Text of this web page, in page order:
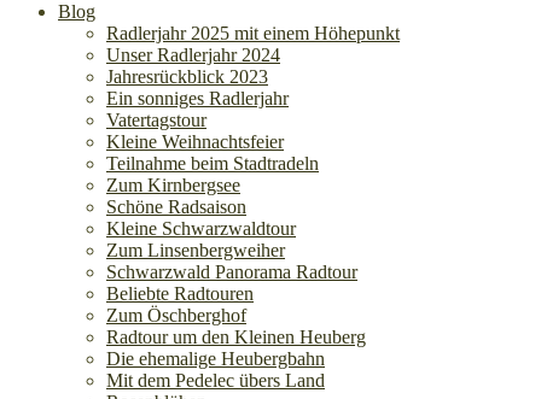
Blog
Radlerjahr 2025 mit einem Höhepunkt
Unser Radlerjahr 2024
Jahresrückblick 2023
Ein sonniges Radlerjahr
Vatertagstour
Kleine Weihnachtsfeier
Teilnahme beim Stadtradeln
Zum Kirnbergsee
Schöne Radsaison
Kleine Schwarzwaldtour
Zum Linsenbergweiher
Schwarzwald Panorama Radtour
Beliebte Radtouren
Zum Öschberghof
Radtour um den Kleinen Heuberg
Die ehemalige Heubergbahn
Mit dem Pedelec übers Land